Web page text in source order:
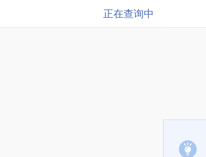
正在查询中